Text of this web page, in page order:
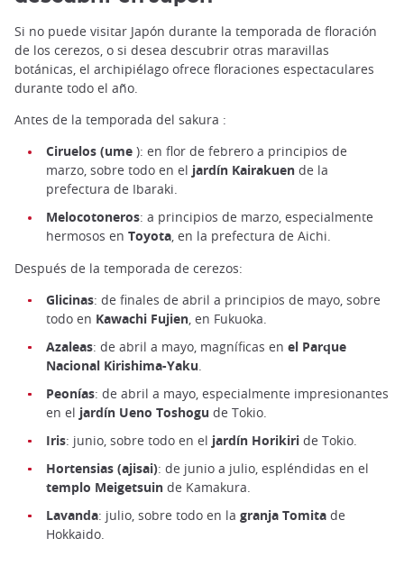
Si no puede visitar Japón durante la temporada de floración
de los cerezos, o si desea descubrir otras maravillas
botánicas, el archipiélago ofrece floraciones espectaculares
durante todo el año.
Antes de la temporada del sakura :
Ciruelos (ume ): en flor de febrero a principios de
marzo, sobre todo en el jardín Kairakuen de la
prefectura de Ibaraki.
Melocotoneros: a principios de marzo, especialmente
hermosos en Toyota, en la prefectura de Aichi.
Después de la temporada de cerezos:
Glicinas: de finales de abril a principios de mayo, sobre
todo en Kawachi Fujien , en Fukuoka.
Azaleas: de abril a mayo, magníficas en el Parque
Nacional Kirishima-Yaku
Peonías: de abril a mayo, especialmente impresionantes
en el jardín Ueno Toshogu de Tokio.
Iris: junio, sobre todo en el jardín Horikiri de Tokio.
Hortensias (ajisai): de junio a julio, espléndidas en el
templo Meigetsuin de Kamakura.
Lavanda: julio, sobre todo en la granja Tomita de
Hokkaido.